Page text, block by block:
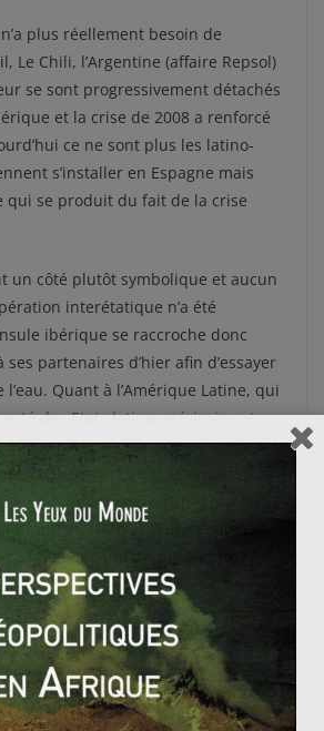
plus réellement besoin de
Le Chili, l’Argentine (affaire Repsol)
se sont progressivement détachés
et la crise de 2008 a renforcé
ce ne sont plus les latino-
s’installer en Espagne mais
qui se produit du fait de la crise
un côté plutôt symbolique et aucun
interétatique n’a été
ibérique se raccroche donc
partenaires d’hier afin d’essayer
Quant à l’Amérique Latine, qui
des Etats latinoaméricains et
elle semble vouloir poursuivre la
en devenant de plus en plus
progressivement ses
du Nord et l’Europe qui ont
une politique de supériorité
israëlo-palestinien : le Hamas à l’h